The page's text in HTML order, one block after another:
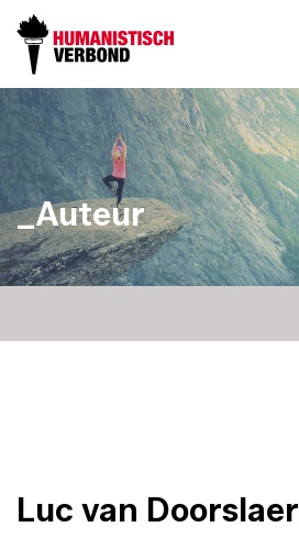
_Auteur
Luc van Doorslaer